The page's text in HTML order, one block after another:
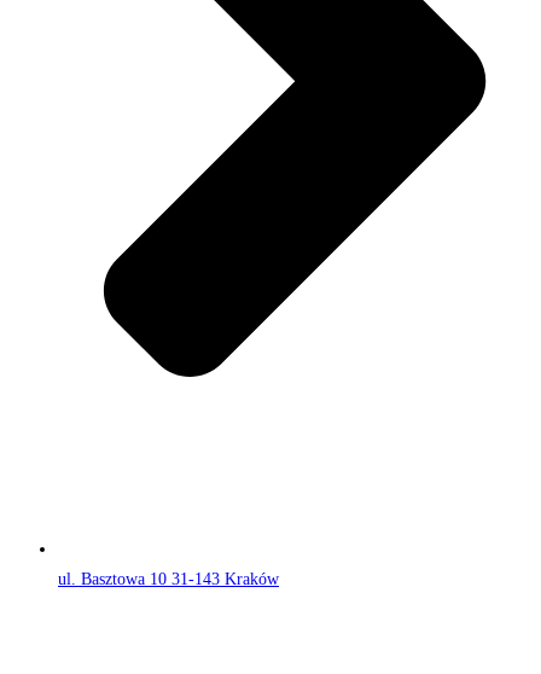
ul. Basztowa 10 31-143 Kraków